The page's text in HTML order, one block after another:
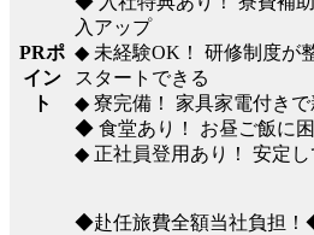
PRポ
イン
ト
入アップ
◆ 未経験OK！ 研修制度が
スタートできる
◆ 寮完備！ 家具家電付き
◆ 食堂あり！ お昼ご飯に
◆ 正社員登用あり！ 安定
◆赴任旅費全額当社負担